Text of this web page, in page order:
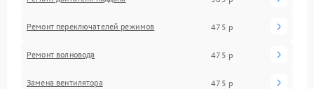
Ремонт переключателей режимов 475 р
Ремонт волновода 475 р
Замена вентилятора 475 р